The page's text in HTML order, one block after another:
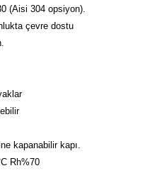
(Aisi 304 opsiyon).
çevre dostu
kapanabilir kapı.
Rh%70